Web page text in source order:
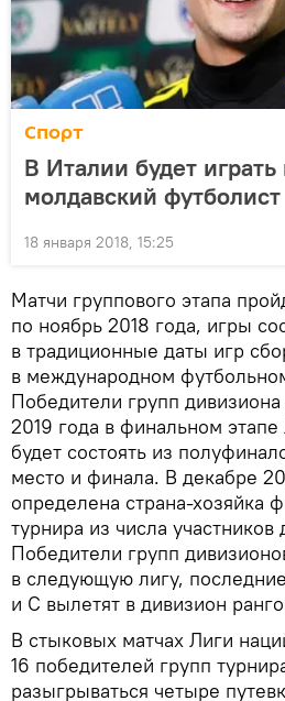
Спорт
В Италии будет играть
молдавский футболист
18 января 2018, 15:25
Матчи группового этапа
по ноябрь 2018 года, игры
в традиционные даты игр
в международном
Победители групп
2019 года в финальном
будет состоять из
место и финала. В декабре
определена страна-хозяйка
турнира из числа участников
Победители групп
в следующую лигу,
и C вылетят в дивизион
В стыковых матчах Лиги
16 победителей групп
разыгрываться четыре